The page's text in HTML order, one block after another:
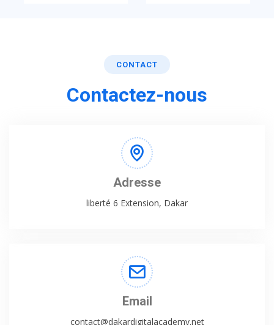
CONTACT
Contactez-nous
Adresse
liberté 6 Extension, Dakar
Email
contact@dakardigitalacademy.net